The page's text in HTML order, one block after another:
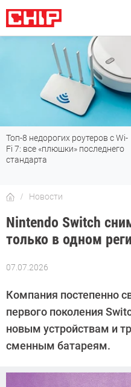
Топ-8 недорогих роутеров с Wi-
Fi 7: все «плюшки» последнего
стандарта
Новости
Nintendo Switch
только в одном
07.07.2026
Автор:
Довлатова
Компания постепенно
первого поколения
новым устройствам и
сменным батареям.